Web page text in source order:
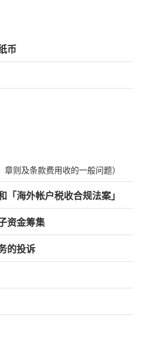
币
章则及条款费用收的一般问题）
「海外帐户税收合规法案」
资金筹集
的投诉